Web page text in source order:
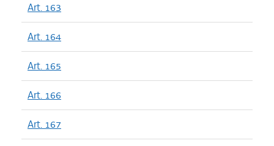
Art. 163
Art. 164
Art. 165
Art. 166
Art. 167